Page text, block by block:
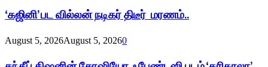
‘கஜினி’ பட வில்லன் நடிகர் திடீர் மரணம்..
August 5, 2026August 5, 20260